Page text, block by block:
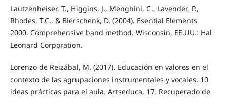
Lautzenheiser, T., Higgins, J., Menghini, C., Lavender, P.,
Rhodes, T.C., & Bierschenk, D. (2004). Esential Elements
2000. Comprehensive band method. Wisconsin, EE.UU.: Hal
Leonard Corporation.
Lorenzo de Reizábal, M. (2017). Educación en valores en el
contexto de las agrupaciones instrumentales y vocales. 10
ideas prácticas para el aula. Artseduca, 17. Recuperado de